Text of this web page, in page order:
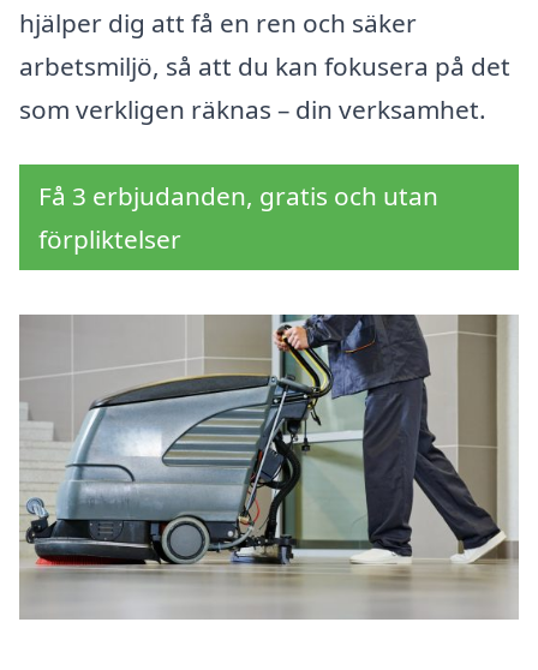
hjälper dig att få en ren och säker
arbetsmiljö, så att du kan fokusera på det
som verkligen räknas – din verksamhet.
Få 3 erbjudanden, gratis och utan
förpliktelser